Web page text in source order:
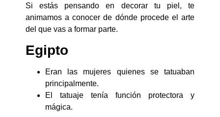
Si estás pensando en decorar tu piel, te
animamos a conocer de dónde procede el arte
del que vas a formar parte.
Egipto
Eran las mujeres quienes se tatuaban
principalmente.
El tatuaje tenía función protectora y
mágica.